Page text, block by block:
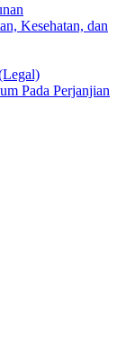
Kesehatan, dan
Pada Perjanjian